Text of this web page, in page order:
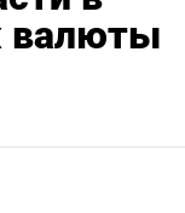
валюты